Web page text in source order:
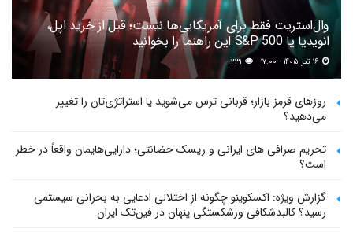
وال‌استریت فقط برای آمریکایی‌ها نیست؛ قبل از خرید اپل،
انویدیا یا S&P 500 این راهنما را بخوانید
۲۳۱
روزهای قرمز بازار؛ قربانی ترس می‌شوید یا استراتژی‌تان را تغییر
می‌دهید؟
تحریم صرافی های ایرانی و ریسک حضانتی؛ دارایی‌هایمان واقعاً در خطر
است؟
گزارش ویژه: اکسکوینو چگونه از اختلالی ادعایی به بحرانی سیستمی
رسید؟ کالبدشکافی ورشکستگی پنهان در فین‌تک ایران